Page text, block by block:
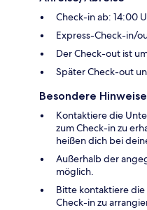
Check-in ab: 14:00
Express-Check-in/
Der Check-out ist
Später Check-out
Besondere
Kontaktiere die
zum Check-in zu
heißen dich bei
Außerhalb der
möglich.
Bitte kontaktiere
Check-in zu